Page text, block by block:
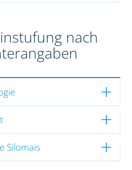
nach
Silomais